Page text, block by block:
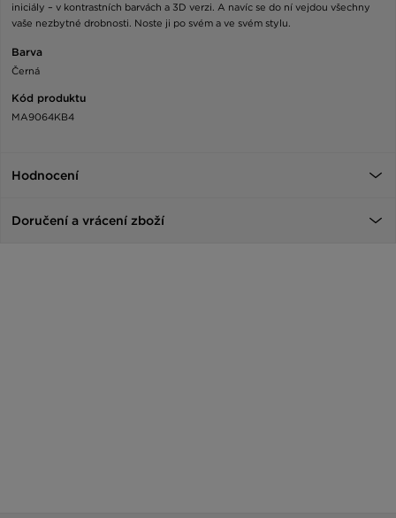
iniciály – v kontrastních barvách a 3D verzi. A navíc se do ní vejdou všechny
vaše nezbytné drobnosti. Noste ji po svém a ve svém stylu.
Barva
Černá
Kód produktu
MA9064KB4
Hodnocení
Doručení a vrácení zboží